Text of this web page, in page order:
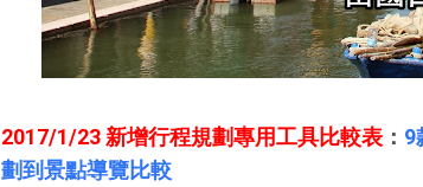
2017/1/23 新增行程規劃專用工具比較表 ： 9
劃到景點導覽比較